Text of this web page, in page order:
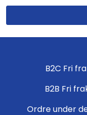
B2C Fri
B2B Fri
Ordre under